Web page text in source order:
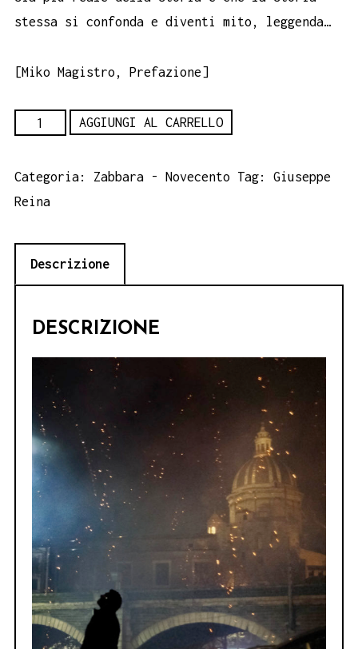
stessa si confonda e diventi mito, leggenda…
[Miko Magistro, Prefazione]
Miti
leggende
catanesi
Giuseppe
Reina
AGGIUNGI AL CARRELLO
Categoria: Zabbara - Novecento Tag: Giuseppe
Reina
Descrizione
DESCRIZIONE